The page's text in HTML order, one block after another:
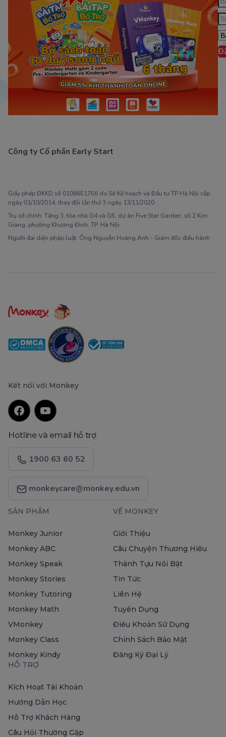
Công ty Cổ phần Early Start
Giấy phép ĐKKD số 0106651756 do Sở Kế hoạch và Đầu tư TP Hà Nội cấp
ngày 01/10/2014, thay đổi lần thứ 3 ngày 13/11/2020
Trụ sở chính: Tầng 3, tòa nhà G4 và G5, dự án Five Star Garden, số 2 Kim
Giang, phường Khương Đình, TP. Hà Nội
Người đại diện pháp luật: Ông Nguyễn Hoàng Anh - Giám đốc điều hành
Kết nối với Monkey
Hotline và email hỗ trợ
1900 63 60 52
monkeycare@monkey.edu.vn
SẢN PHẨM
Monkey Junior
Monkey ABC
Monkey Speak
Monkey Stories
Monkey Tutoring
Monkey Math
VMonkey
Monkey Class
Monkey Kindy
VỀ MONKEY
Giới Thiệu
Câu Chuyện Thương Hiệu
Thành Tựu Nổi Bật
Tin Tức
Liên Hệ
Tuyển Dụng
Điều Khoản Sử Dụng
Chính Sách Bảo Mật
Đăng Ký Đại Lý
HỖ TRỢ
Kích Hoạt Tài Khoản
Hướng Dẫn Học
Hỗ Trợ Khách Hàng
Câu Hỏi Thường Gặp